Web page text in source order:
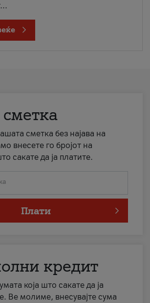
сметка без најава на
внесете го бројот на
сакате да ја платите.
Плати
кредит
која што сакате да ја
Ве молиме, внесувајте сума